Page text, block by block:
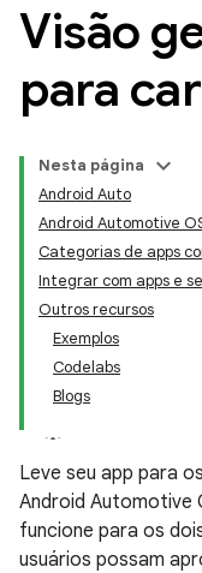
Visão
para
Nesta página
Android Auto
Android Automotive
Categorias de apps
Integrar com apps e
Outros recursos
Exemplos
Codelabs
Blogs
Leve seu app para
Android Automotive
funcione para os
usuários possam